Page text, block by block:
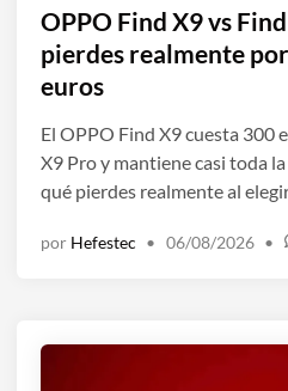
b
l
i
a
d
o
n
OPPO Find X9 vs
pierdes realmente
euros
El OPPO Find X9 cuesta 300
X9 Pro y mantiene casi toda
qué pierdes realmente al
por Hefestec • 06/08/2026 •